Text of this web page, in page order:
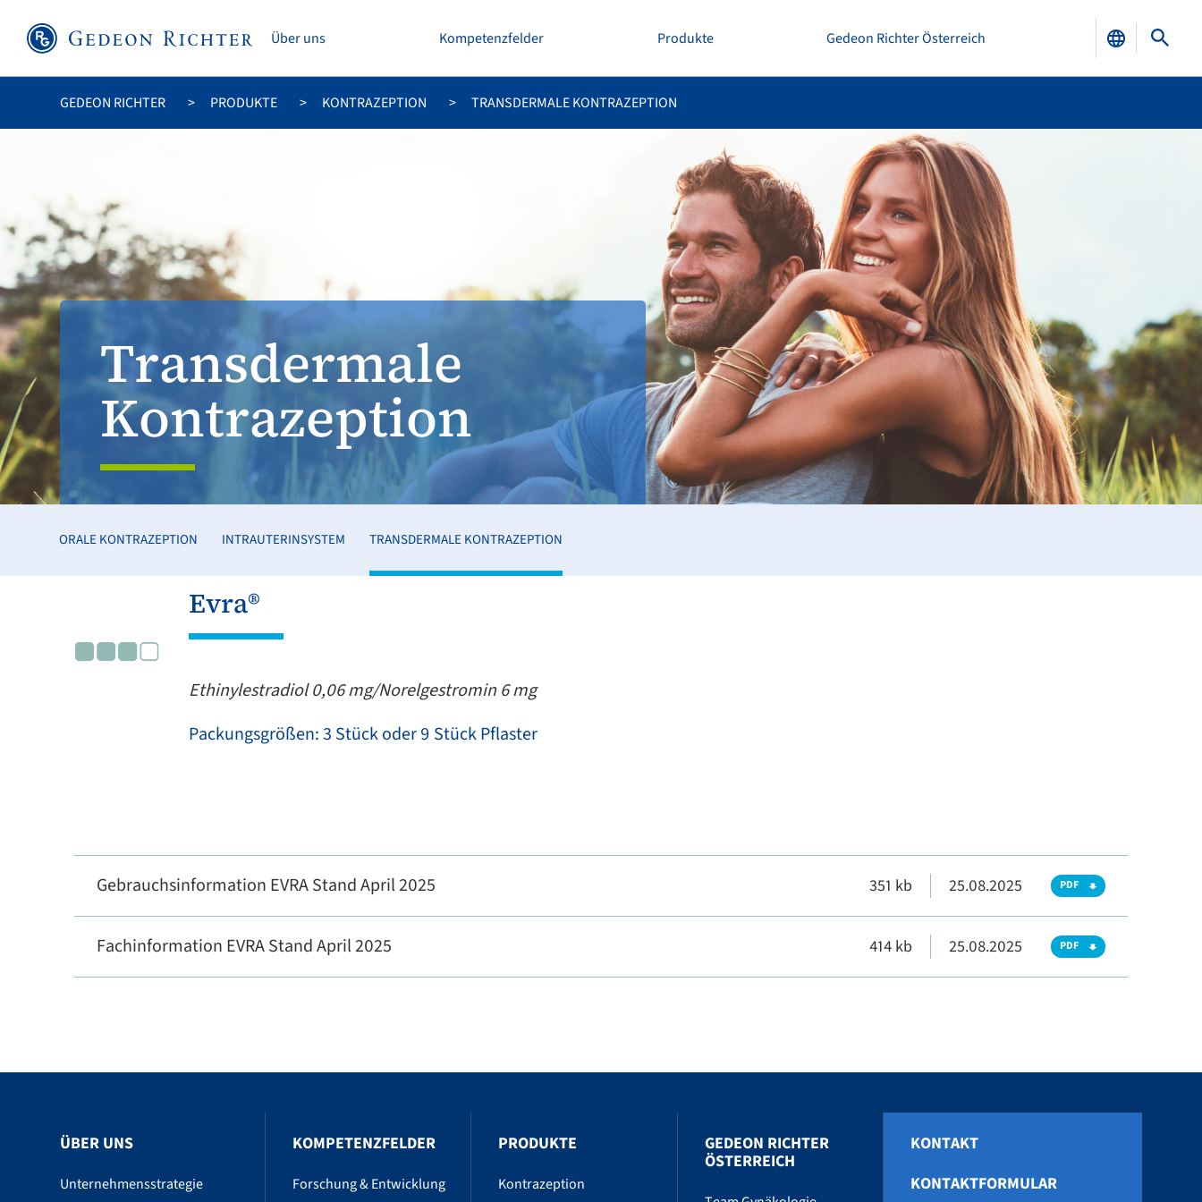
Über uns Kompetenzfelder Produkte Gedeon Richter Österreich
GEDEON RICHTER PRODUKTE KONTRAZEPTION TRANSDERMALE KONTRAZEPTION
Transdermale
Kontrazeption
ORALE KONTRAZEPTION INTRAUTERINSYSTEM TRANSDERMALE KONTRAZEPTION
Evra®
Ethinylestradiol 0,06 mg/Norelgestromin 6 mg
Packungsgrößen: 3 Stück oder 9 Stück Pflaster
Gebrauchsinformation EVRA Stand April 2025 351 kb 25.08.2025 PDF
Fachinformation EVRA Stand April 2025 414 kb 25.08.2025 PDF
ÜBER UNS
Unternehmensstrategie
KOMPETENZFELDER
Forschung & Entwicklung
PRODUKTE
Kontrazeption
GEDEON RICHTER
ÖSTERREICH
KONTAKT
KONTAKTFORMULAR